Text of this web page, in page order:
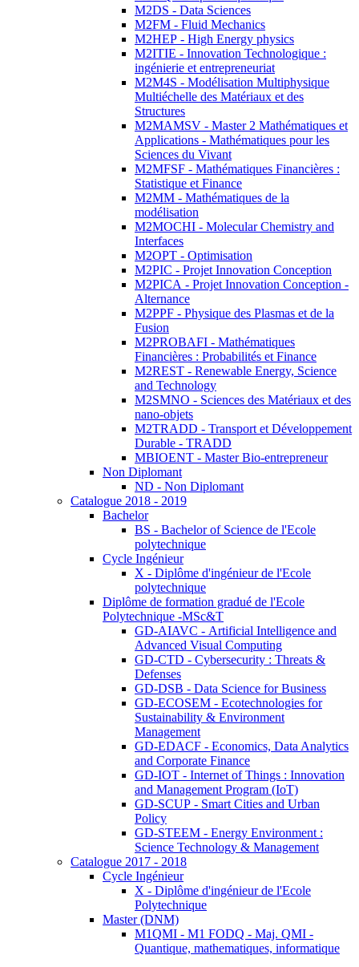
M2DS - Data Sciences
M2FM - Fluid Mechanics
M2HEP - High Energy physics
M2ITIE - Innovation Technologique :
ingénierie et entrepreneuriat
M2M4S - Modélisation Multiphysique
Multiéchelle des Matériaux et des
Structures
M2MAMSV - Master 2 Mathématiques et
Applications - Mathématiques pour les
Sciences du Vivant
M2MFSF - Mathématiques Financières :
Statistique et Finance
M2MM - Mathématiques de la
modélisation
M2MOCHI - Molecular Chemistry and
Interfaces
M2OPT - Optimisation
M2PIC - Projet Innovation Conception
M2PICA - Projet Innovation Conception -
Alternance
M2PPF - Physique des Plasmas et de la
Fusion
M2PROBAFI - Mathématiques
Financières : Probabilités et Finance
M2REST - Renewable Energy, Science
and Technology
M2SMNO - Sciences des Matériaux et des
nano-objets
M2TRADD - Transport et Développement
Durable - TRADD
MBIOENT - Master Bio-entrepreneur
Non Diplomant
ND - Non Diplomant
Catalogue 2018 - 2019
Bachelor
BS - Bachelor of Science de l'Ecole
polytechnique
Cycle Ingénieur
X - Diplôme d'ingénieur de l'Ecole
polytechnique
Diplôme de formation gradué de l'Ecole
Polytechnique -MSc&T
GD-AIAVC - Artificial Intelligence and
Advanced Visual Computing
GD-CTD - Cybersecurity : Threats &
Defenses
GD-DSB - Data Science for Business
GD-ECOSEM - Ecotechnologies for
Sustainability & Environment
Management
GD-EDACF - Economics, Data Analytics
and Corporate Finance
GD-IOT - Internet of Things : Innovation
and Management Program (IoT)
GD-SCUP - Smart Cities and Urban
Policy
GD-STEEM - Energy Environment :
Science Technology & Management
Catalogue 2017 - 2018
Cycle Ingénieur
X - Diplôme d'ingénieur de l'Ecole
Polytechnique
Master (DNM)
M1QMI - M1 FODQ - Maj. QMI -
Quantique, mathematiques, informatique